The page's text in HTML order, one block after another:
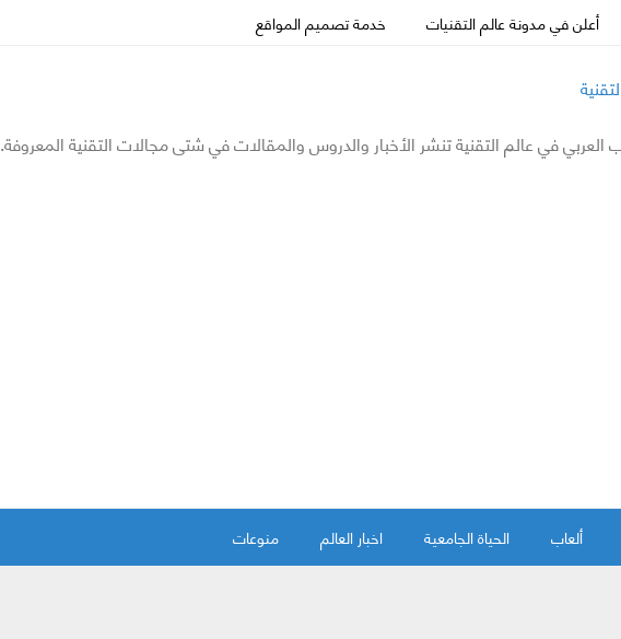
أعلن في مدونة عالم التقنيات خدمة تصميم المواقع
العربي في عالم التقنية تنشر الأخبار والدروس والمقالات في شتى مجالات التقنية المعروفة.
ألعاب الحياة الجامعية اخبار العالم منوعات